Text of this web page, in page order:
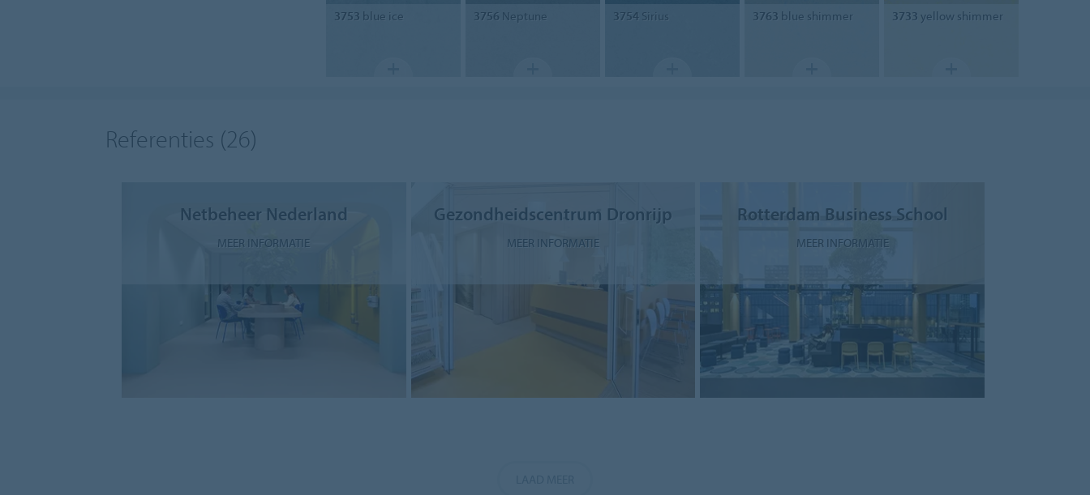
3753 blue ice 3756 Neptune 3754Sirius 3763 blue shimmer 3733 yellow shimmer
Referenties (26)
Netbeheer Nederland
MEER INFORMATIE
Gezondheidscentrum Dronrijp
MEER INFORMATIE
Rotterdam Business School
MEER INFORMATIE